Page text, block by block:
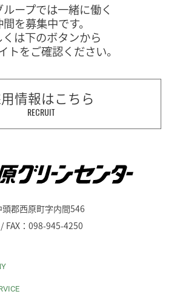
ープでは一緒に働く
を募集中です。
は下のボタンから
トをご確認ください。
情報はこちら
RECRUIT
郡西原町字内間546
FAX：098-945-4250